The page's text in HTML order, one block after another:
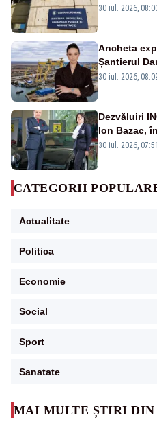
MAI MULTE ȘTIRI DIN
ies în stradă
30 iul. 2026,
Ancheta
Șantierul
scufundă
30 iul. 2026,
Dezvăluiri
Ion Bazac,
publice
30 iul. 2026, 07:51
CATEGORII
Actualitate
Politica
Economie
Social
Sport
Sanatate